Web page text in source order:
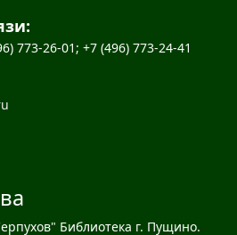
773-26-01; +7 (496) 773-24-41
Библиотека г. Пущино.